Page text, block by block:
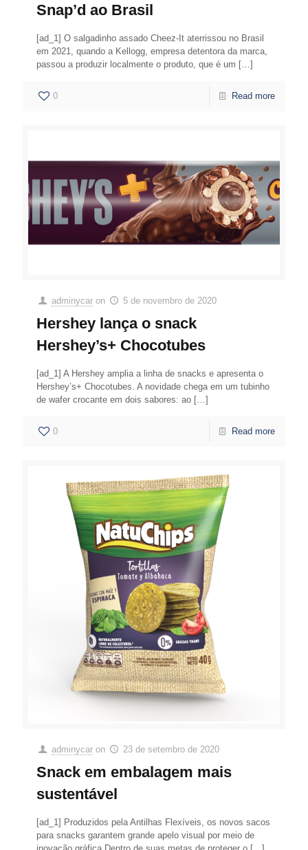
Snap’d ao Brasil
[ad_1] O salgadinho assado Cheez-It aterrissou no Brasil
em 2021, quando a Kellogg, empresa detentora da marca,
passou a produzir localmente o produto, que é um […]
0 Read more
adminycar on 5 de novembro de 2020
Hershey lança o snack
Hershey’s+ Chocotubes
[ad_1] A Hershey amplia a linha de snacks e apresenta o
Hershey’s+ Chocotubes. A novidade chega em um tubinho
de wafer crocante em dois sabores: ao […]
0 Read more
adminycar on 23 de setembro de 2020
Snack em embalagem mais
sustentável
[ad_1] Produzidos pela Antilhas Flexíveis, os novos sacos
para snacks garantem grande apelo visual por meio de